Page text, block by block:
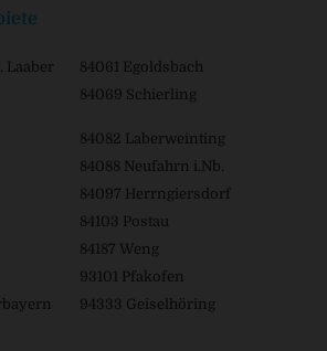
Laaber
84061 Egoldsbach
84069 Schierling
84082 Laberweinting
84088 Neufahrn i.Nb.
84097 Herrngiersdorf
84103 Postau
84187 Weng
93101 Pfakofen
94333 Geiselhöring